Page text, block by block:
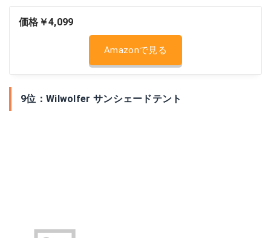
価格￥4,099
Amazonで見る
9位：Wilwolfer サンシェードテント